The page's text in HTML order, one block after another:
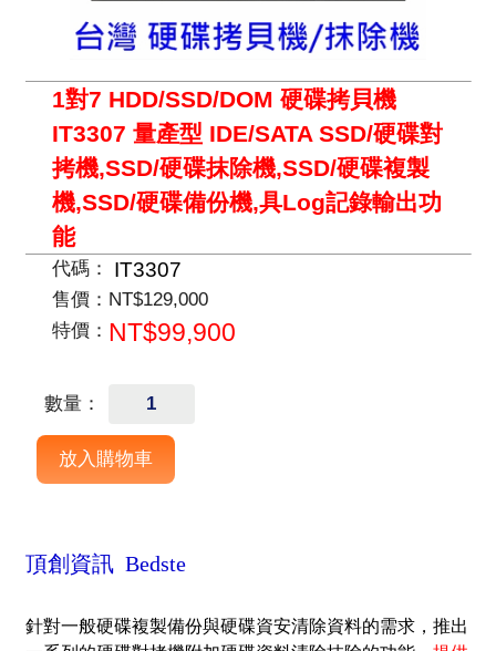
1對7 HDD/SSD/DOM 硬碟拷貝機
IT3307 量產型 IDE/SATA SSD/硬碟對
拷機,SSD/硬碟抹除機,SSD/硬碟複製
機,SSD/硬碟備份機,具Log記錄輸出功
能
代碼： IT3307
售價： NT$129,000
特價： NT$99,900
數量：
頂創資訊 Bedste
針對一般硬碟複製備份與硬碟資安清除資料的需求，推出